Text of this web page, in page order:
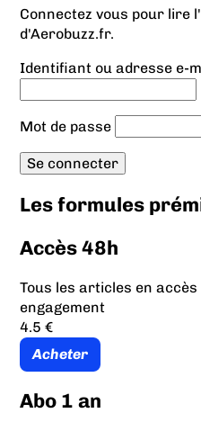
Connectez vous pour lire
d'Aerobuzz.fr.
Identifiant ou adresse e-
Mot de passe
Les formules
Accès 48h
Tous les articles en
engagement
4.5 €
Acheter
Abo 1 an